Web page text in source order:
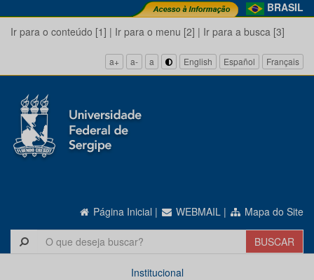
BRASIL
Ir para o conteúdo [1] | Ir para o menu [2] | Ir para a busca [3]
a+ a- a English Español Français
Página Inicial | WEBMAIL | Mapa do Site
Institucional